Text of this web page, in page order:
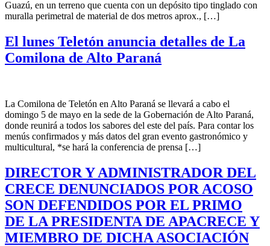
Guazú, en un terreno que cuenta con un depósito tipo tinglado con
muralla perimetral de material de dos metros aprox., […]
El lunes Teletón anuncia detalles de La
Comilona de Alto Paraná
La Comilona de Teletón en Alto Paraná se llevará a cabo el
domingo 5 de mayo en la sede de la Gobernación de Alto Paraná,
donde reunirá a todos los sabores del este del país. Para contar los
menús confirmados y más datos del gran evento gastronómico y
multicultural, *se hará la conferencia de prensa […]
DIRECTOR Y ADMINISTRADOR DEL
CRECE DENUNCIADOS POR ACOSO
SON DEFENDIDOS POR EL PRIMO
DE LA PRESIDENTA DE APACRECE Y
MIEMBRO DE DICHA ASOCIACIÓN